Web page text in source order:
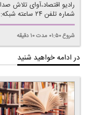
شماره تلفن ۲۴ ساعته شبكه: ۹۸۲۱۲۷۸۶۰۰۹۸+
شروع۰۱:۵۰ مدت۱۰دقیقه
در ادامه خواهید شنید